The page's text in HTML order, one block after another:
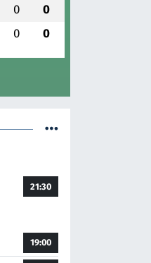
0 0
0 0
21:30
19:00